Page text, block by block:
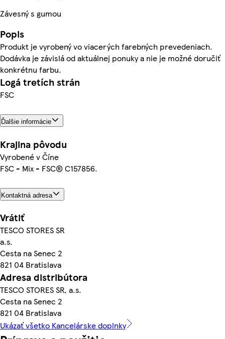
Závesný s gumou
Popis
Produkt je vyrobený vo viacerých farebných prevedeniach.
Dodávka je závislá od aktuálnej ponuky a nie je možné doručiť
konkrétnu farbu.
Logá tretích strán
FSC
Ďalšie informácie
Krajina pôvodu
Vyrobené v Číne
FSC - Mix - FSC® C157856.
Kontaktná adresa
Vrátiť
TESCO STORES SR
a.s.
Cesta na Senec 2
821 04 Bratislava
Adresa distribútora
TESCO STORES SR, a.s.
Cesta na Senec 2
821 04 Bratislava
Ukázať všetko Kancelárske doplnky